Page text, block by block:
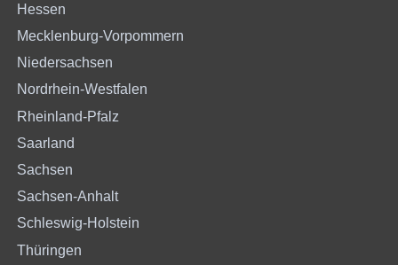
Hessen
Mecklenburg-Vorpommern
Niedersachsen
Nordrhein-Westfalen
Rheinland-Pfalz
Saarland
Sachsen
Sachsen-Anhalt
Schleswig-Holstein
Thüringen